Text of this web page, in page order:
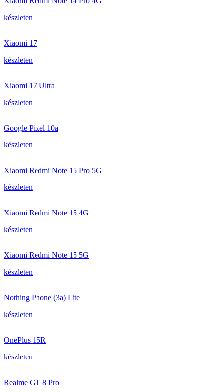
készleten
Xiaomi 17
készleten
Xiaomi 17 Ultra
készleten
Google Pixel 10a
készleten
Xiaomi Redmi Note 15 Pro 5G
készleten
Xiaomi Redmi Note 15 4G
készleten
Xiaomi Redmi Note 15 5G
készleten
Nothing Phone (3a) Lite
készleten
OnePlus 15R
készleten
Realme GT 8 Pro